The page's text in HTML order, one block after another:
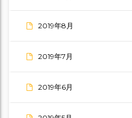
2019年8月
2019年7月
2019年6月